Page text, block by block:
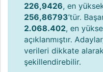
226,9426, en
256,86793’tür.
2.068.402, en
açıklanmıştır.
verileri dikkate alarak
şekillendirebilir.